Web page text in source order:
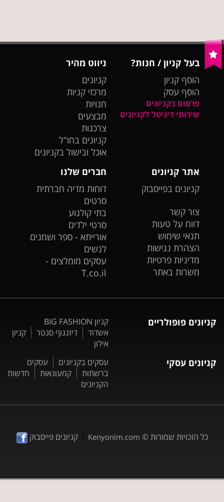
בעל קניון / חנות?
הוסף קניון
הוסף עסק
פרסום בקניונים
שירותי דיגיטל לקניונים
ניווט מהיר
קניונים
מרכזי קניות
חנויות
מבצעים
צרכנות
קניונים בחו"ל
אוכל ובישול בקניונים
אתר קניונים
קניונים בפייסבוק
צור קשר
דווח על טעות
תנאי שימוש
הצהרת נגישות
מדיניות פרטיות
משרות באתר
חברים שלנו
דוחות מדיה חברתית
סרטים
בתי קולנוע
סרטי ילדים
אורייתא - ספר ושמנים
לנשים
עסקים מומלצים -
T.co.il
קניונים פופולריים
קניון BIG FASHION
אשדוד
דיזנגוף סנטר
קניון
אילון
קניונים עסקי עסקים בקניונים
עסקים
ברשתות
קמעונאות
חדשות
הקניונים
כל הזכויות שמורות © Kenyonim.com
|קניונים פייסבוק